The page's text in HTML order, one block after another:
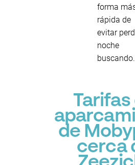
forma
rápida de
evitar
noche
buscando.
Tarifas
de
cerca